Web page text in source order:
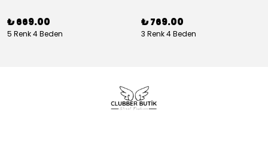
₺ 669.00
5 Renk 4 Beden
₺ 769.00
3 Renk 4 Beden